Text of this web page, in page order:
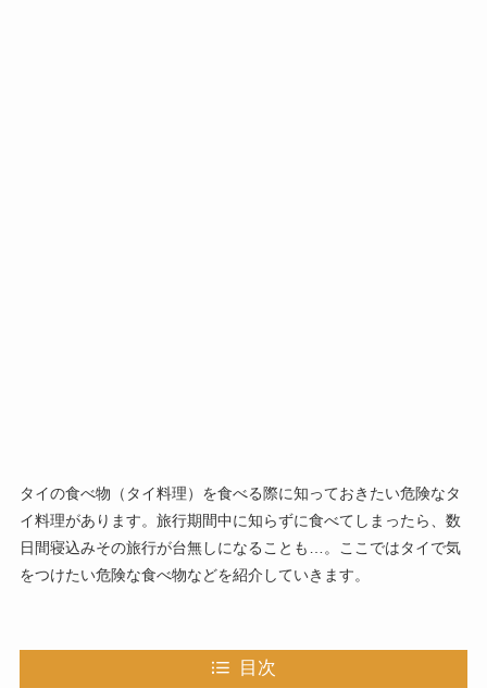
タイの食べ物（タイ料理）を食べる際に知っておきたい危険なタ
イ料理があります。旅行期間中に知らずに食べてしまったら、数
日間寝込みその旅行が台無しになることも…。ここではタイで気
をつけたい危険な食べ物などを紹介していきます。
目次